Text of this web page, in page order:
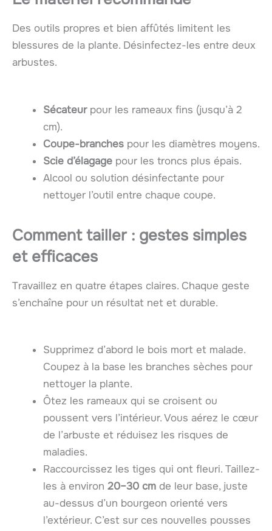
Des outils propres et bien affûtés limitent les
blessures de la plante. Désinfectez-les entre deux
arbustes.
Sécateurpour les rameaux fins (jusqu’à 2
cm).
Coupe-branches pour les diamètres moyens.
Scie d’élagage pour les troncs plus épais.
Alcool ou solution désinfectante pour
nettoyer l’outil entre chaque coupe.
Comment tailler : gestes simples
et efficaces
Travaillez en quatre étapes claires. Chaque geste
s’enchaîne pour un résultat net et durable.
Supprimez d’abord le bois mort et malade.
Coupez à la base les branches sèches pour
nettoyer la plante.
Ôtez les rameaux qui se croisent ou
poussent vers l’intérieur. Vous aérez le cœur
de l’arbuste et réduisez les risques de
maladies.
Raccourcissez les tiges qui ont fleuri. Taillez-
les à environ 20–30 cm de leur base, juste
au-dessus d’un bourgeon orienté vers
l’extérieur. C’est sur ces nouvelles pousses